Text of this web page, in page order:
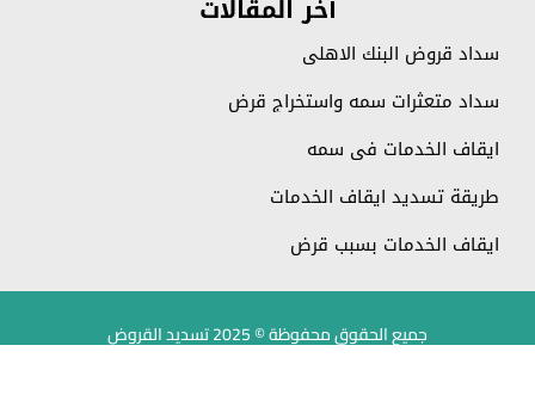
آخر المقالات
سداد قروض البنك الاهلي
سداد متعثرات سمه واستخراج قرض
ايقاف الخدمات في سمه
طريقة تسديد ايقاف الخدمات
ايقاف الخدمات بسبب قرض
جميع الحقوق محفوظة © 2025 تسديد القروض